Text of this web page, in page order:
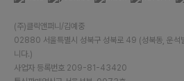
(주)클릭앤퍼니/김예중
02880 서울특별시 성북구 성북로 49 (성북동, 운석
니다.)
사업자 등록번호 209-81-43420